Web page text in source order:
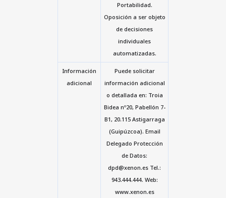
Portabilidad.
Oposición a ser objeto
de decisiones
individuales
automatizadas.
Información
adicional
Puede solicitar
información adicional
o detallada en: Troia
Bidea nº20, Pabellón 7-
B1, 20.115 Astigarraga
(Guipúzcoa). Email
Delegado Protección
de Datos:
dpd@xenon.es Tel.:
943.444.444. Web:
www.xenon.es